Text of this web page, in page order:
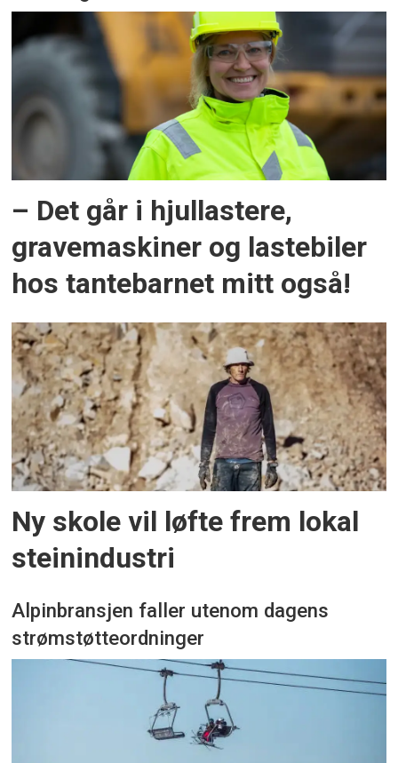
– Det går i hjullastere,
gravemaskiner og lastebiler
hos tantebarnet mitt også!
Ny skole vil løfte frem lokal
steinindustri
Alpinbransjen faller utenom dagens
strømstøtteordninger